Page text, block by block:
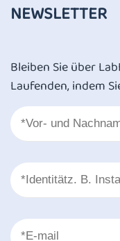
NEWSLETTER
Bleiben Sie über
Laufenden, indem